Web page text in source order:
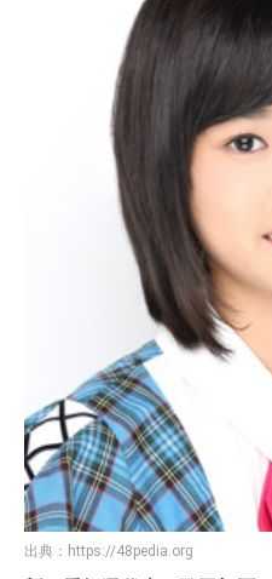
出典： https://48pedia.org